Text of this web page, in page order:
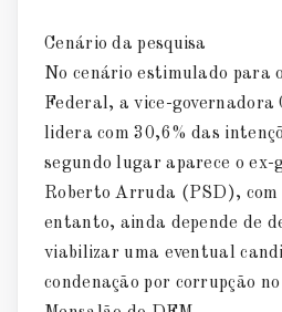
Cenário da pesquisa
No cenário estimulado para
Federal, a vice-governadora
lidera com 30,6% das
segundo lugar aparece o ex-
Roberto Arruda (PSD),
entanto, ainda depende de
viabilizar uma eventual
condenação por corrupção